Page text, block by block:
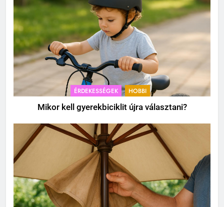
ÉRDEKESSÉGEK HOBBI
Mikor kell gyerekbiciklit újra választani?